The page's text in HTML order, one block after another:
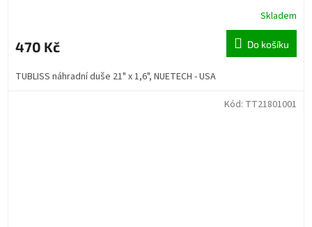
Skladem
470 Kč Do košíku
TUBLISS náhradní duše 21" x 1,6", NUETECH - USA
Kód: TT21801001